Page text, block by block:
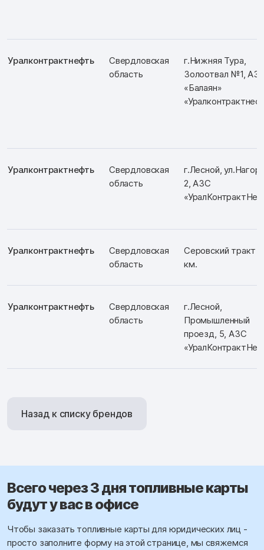
Уралконтрактнефть
Свердловская
область
г.Нижняя Тура,
Золоотвал №1,
«Балаян»
Уралконтрактнефть
Свердловская
область
г.Лесной,
2, АЗС
Уралконтрактнефть
Свердловская
область
Серовский тракт
км.
Уралконтрактнефть
Свердловская
область
г.Лесной,
Промышленный
проезд, 5, АЗС
Назад к списку брендов
Всего через 3 дня топливные карты
будут у вас в офисе
Чтобы заказать топливные карты для юридических лиц -
просто заполните форму на этой странице, мы свяжемся